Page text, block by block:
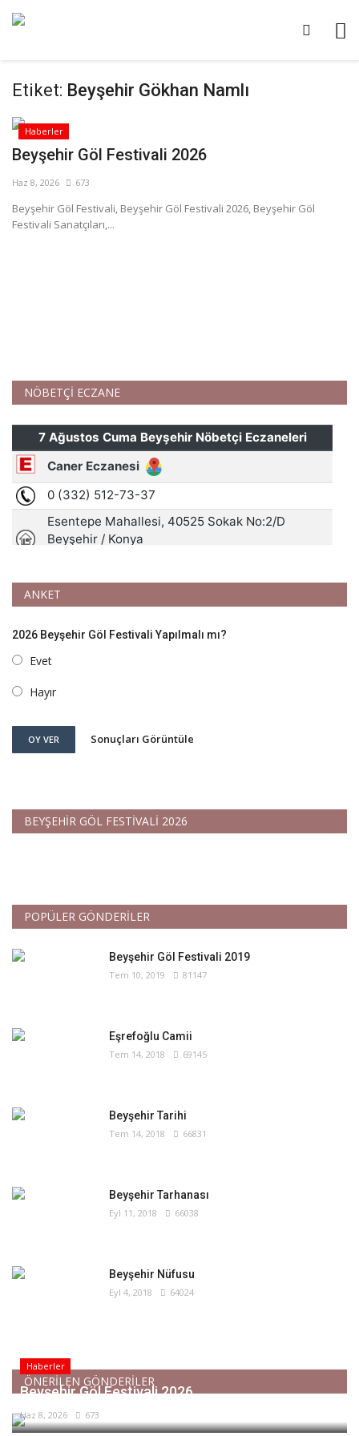
Etiket: Beyşehir Gökhan Namlı
Haberler
Beyşehir Göl Festivali 2026
Haz 8, 2026 673
Beyşehir Göl Festivali, Beyşehir Göl Festivali 2026, Beyşehir Göl
Festivali Sanatçıları,...
NÖBETÇİ ECZANE
ANKET
2026 Beyşehir Göl Festivali Yapılmalı mı?
Evet
Hayır
OY VER Sonuçları Görüntüle
BEYŞEHİR GÖL FESTİVALİ 2026
POPÜLER GÖNDERİLER
Beyşehir Göl Festivali 2019
Tem 10, 2019 81147
Eşrefoğlu Camii
Tem 14, 2018 69145
Beyşehir Tarihi
Tem 14, 2018 66831
Beyşehir Tarhanası
Eyl 11, 2018 66038
Beyşehir Nüfusu
Eyl 4, 2018 64024
ÖNERİLEN GÖNDERİLER
Haberler
Beyşehir Göl Festivali 2026
Haz 8, 2026 673